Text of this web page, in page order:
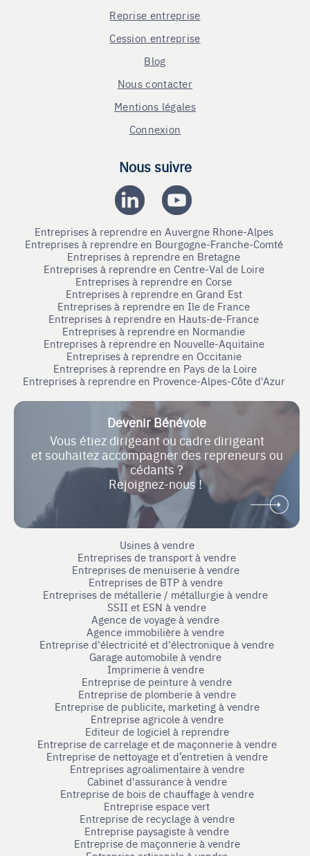
Reprise entreprise
Cession entreprise
Blog
Nous contacter
Mentions légales
Connexion
Nous suivre
Entreprises à reprendre en Auvergne Rhone-Alpes
Entreprises à reprendre en Bourgogne-Franche-Comté
Entreprises à reprendre en Bretagne
Entreprises à reprendre en Centre-Val de Loire
Entreprises à reprendre en Corse
Entreprises à reprendre en Grand Est
Entreprises à reprendre en Ile de France
Entreprises à reprendre en Hauts-de-France
Entreprises à reprendre en Normandie
Entreprises à reprendre en Nouvelle-Aquitaine
Entreprises à reprendre en Occitanie
Entreprises à reprendre en Pays de la Loire
Entreprises à reprendre en Provence-Alpes-Côte d'Azur
Devenir Bénévole
Vous étiez dirigeant ou cadre dirigeant
et souhaitez accompagner des repreneurs ou
cédants ?
Rejoignez-nous !
Usines à vendre
Entreprises de transport à vendre
Entreprises de menuiserie à vendre
Entreprises de BTP à vendre
Entreprises de métallerie / métallurgie à vendre
SSII et ESN à vendre
Agence de voyage à vendre
Agence immobilière à vendre
Entreprise d'électricité et d'électronique à vendre
Garage automobile à vendre
Imprimerie à vendre
Entreprise de peinture à vendre
Entreprise de plomberie à vendre
Entreprise de publicite, marketing à vendre
Entreprise agricole à vendre
Editeur de logiciel à reprendre
Entreprise de carrelage et de maçonnerie à vendre
Entreprise de nettoyage et d’entretien à vendre
Entreprises agroalimentaire à vendre
Cabinet d'assurance à vendre
Entreprise de bois de chauffage à vendre
Entreprise espace vert
Entreprise de recyclage à vendre
Entreprise paysagiste à vendre
Entreprise de maçonnerie à vendre